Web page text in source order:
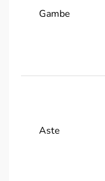
Gambe
Aste